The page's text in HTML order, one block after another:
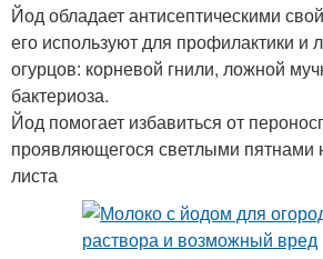
Йод обладает антисептическими
его используют для профилактики и
огурцов: корневой гнили, ложной
бактериоза.
Йод помогает избавиться от
проявляющегося светлыми пятнами
листа